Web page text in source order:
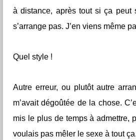
à distance, après tout si ça peut
s’arrange pas. J’en viens même
Quel style !
Autre erreur, ou plutôt autre
m’avait dégoûtée de la chose.
mis le plus de temps à admettre,
voulais pas mêler le sexe à tout